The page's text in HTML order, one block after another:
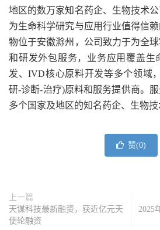
地区的数万家知名药企、生物技术
为生命科学研究与应用行业值得信
物位于安徽滁州，公司致力于为全
和研发外包服务，业务应用覆盖生
发、IVD核心原料开发等多个领域
研-诊断-治疗)原料和服务提供商。
多个国家及地区的知名药企、生物技
赞(0)
上一篇
天谋科技最新融资，获近亿元天
使轮融资
2025